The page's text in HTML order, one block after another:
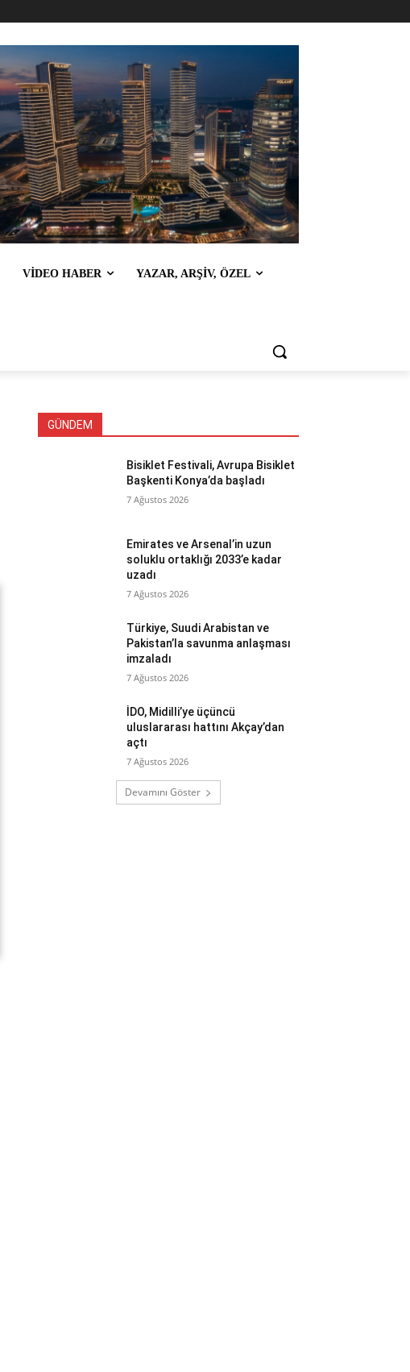
VİDEO HABER YAZAR, ARŞİV, ÖZEL
GÜNDEM
Bisiklet Festivali, Avrupa Bisiklet
Başkenti Konya’da başladı
7 Ağustos 2026
Emirates ve Arsenal’in uzun
soluklu ortaklığı 2033’e kadar
uzadı
7 Ağustos 2026
Türkiye, Suudi Arabistan ve
Pakistan’la savunma anlaşması
imzaladı
7 Ağustos 2026
İDO, Midilli’ye üçüncü
uluslararası hattını Akçay’dan
açtı
7 Ağustos 2026
Devamını Göster